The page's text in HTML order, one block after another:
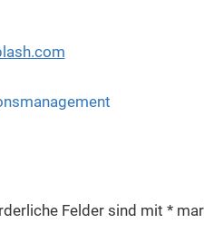
Felder sind mit *